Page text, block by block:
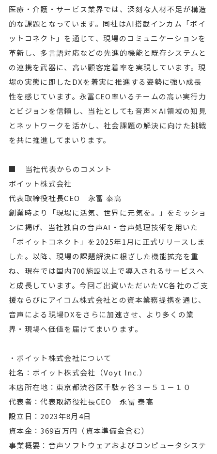
医療・介護・サービス業界では、深刻な人材不足が構造
的な課題となっています。同社はAI搭載インカム「ボイ
ットコネクト」を通じて、現場のコミュニケーションを
革新し、多言語対応などの先進的機能と既存システムと
の連携を武器に、高い顧客定着率を実現しています。現
場の実態に即したDXを着実に推進する姿勢に強い成長
性を感じています。永冨CEO率いるチームの高い実行力
とビジョンを信頼し、当社としても音声×AI領域の知見
とネットワークを活かし、社会課題の解決に向けた挑戦
を共に推進してまいります。
■ 当社代表からのコメント
ボイット株式会社
代表取締役社長CEO 永冨 泰高
創業時より「現場に活気、世界に元気を。」をミッショ
ンに掲げ、当社独自の音声AI・音声処理技術を用いた
「ボイットコネクト」を2025年1月に正式リリースしま
した。以降、現場の課題解決に根ざした機能拡充を重
ね、現在では国内700施設以上で導入されるサービスへ
と成長しています。今回ご出資いただいたVC各社のご支
援ならびにアイコム株式会社との資本業務提携を通じ、
音声による現場DXをさらに加速させ、より多くの業
界・現場へ価値を届けてまいります。
・ボイット株式会社について
社名：ボイット株式会社（Voyt Inc.）
本店所在地：東京都渋谷区千駄ヶ谷３－５１－１０
代表者：代表取締役社長CEO 永冨 泰高
設立日：2023年8月4日
資本金：369百万円（資本準備金含む）
事業概要：音声ソフトウェアおよびコンピュータシステ